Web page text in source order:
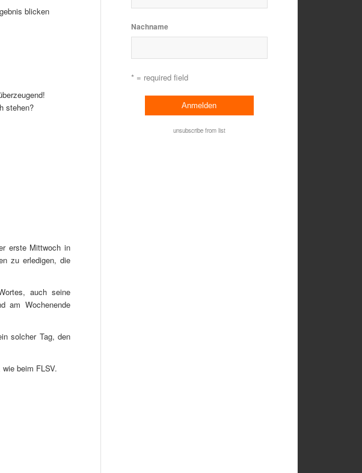
blicken
stehen?
erste Mittwoch in
zu erledigen, die
auch seine
am Wochenende
solcher Tag, den
beim FLSV.
Nachname
* = required field
unsubscribe from list